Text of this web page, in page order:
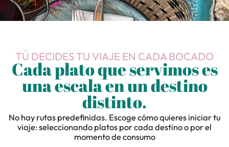
TÚ DECIDES TU VIAJE EN CADA BOCADO
Cada plato que servimos es
una escala en un destino
distinto.
No hay rutas predefinidas. Escoge cómo quieres iniciar tu
viaje: seleccionando platos por cada destino o por el
momento de consumo